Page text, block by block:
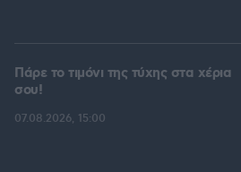
Πάρε το τιμόνι της τύχης στα χέρια
σου!
07.08.2026, 15:00